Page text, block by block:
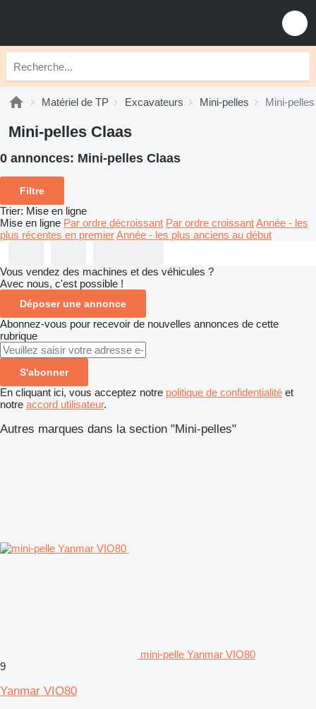
Matériel de TP Excavateurs Mini-pelles Mini-
Mini-pelles Claas
0 annonces: Mini-pelles Claas
Filtre
Trier: Mise en ligne
Mise en ligne Par ordre décroissant Par ordre croissantAnnée - les
plus récentes en premierAnnée - les plus anciens au début
Vous vendez des machines et des véhicules ?
Avec nous, c'est possible !
Déposer une annonce
Abonnez-vous pour recevoir de nouvelles annonces de cette
rubrique
S'abonner
En cliquant ici, vous acceptez notre politique de confidentialité et
notre accord utilisateur.
Autres marques dans la section "Mini-pelles"
mini-pelle Yanmar VIO80
9
Yanmar VIO80